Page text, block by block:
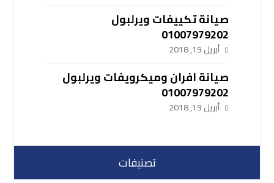
صيانة تكييفات ويرلبول
01007979202
أبريل 19, 2018
صيانة افران وميكرويفات ويرلبول
01007979202
أبريل 19, 2018
تصنيفات